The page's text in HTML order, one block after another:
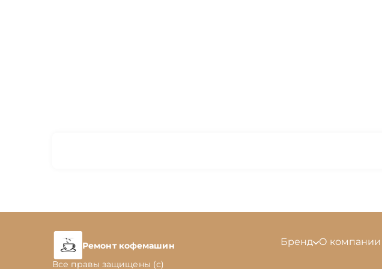
Ремонт кофемашин
Все правы защищены (с)
Бренд О компании